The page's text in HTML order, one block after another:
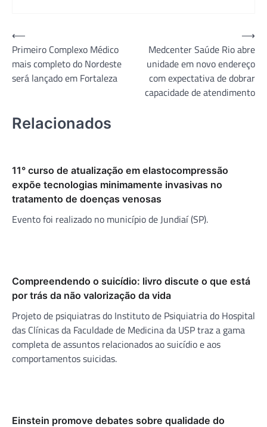
Navegação
de
Post
⟵
Primeiro Complexo Médico
mais completo do Nordeste
será lançado em Fortaleza
Medcenter Saúde Rio abre
unidade em novo endereço
com expectativa de dobrar
capacidade de atendimento
⟶
Relacionados
11° curso de atualização em elastocompressão
expõe tecnologias minimamente invasivas no
tratamento de doenças venosas
Evento foi realizado no município de Jundiaí (SP).
Compreendendo o suicídio: livro discute o que está
por trás da não valorização da vida
Projeto de psiquiatras do Instituto de Psiquiatria do Hospital
das Clínicas da Faculdade de Medicina da USP traz a gama
completa de assuntos relacionados ao suicídio e aos
comportamentos suicidas.
Einstein promove debates sobre qualidade do